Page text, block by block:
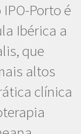
Porto é
Ibérica a
que
altos
clínica